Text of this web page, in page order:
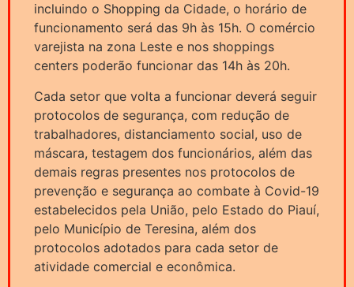
incluindo o Shopping da Cidade, o horário de
funcionamento será das 9h às 15h. O comércio
varejista na zona Leste e nos shoppings
centers poderão funcionar das 14h às 20h.
Cada setor que volta a funcionar deverá seguir
protocolos de segurança, com redução de
trabalhadores, distanciamento social, uso de
máscara, testagem dos funcionários, além das
demais regras presentes nos protocolos de
prevenção e segurança ao combate à Covid-19
estabelecidos pela União, pelo Estado do Piauí,
pelo Município de Teresina, além dos
protocolos adotados para cada setor de
atividade comercial e econômica.